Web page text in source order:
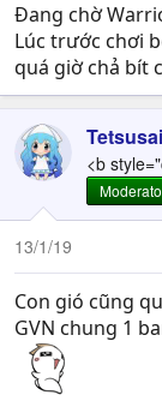
e
r
Đang chờ
Lúc trước chơi
quá giờ chả bít
<b
13/1/19
Con gió cũng
GVN chung 1